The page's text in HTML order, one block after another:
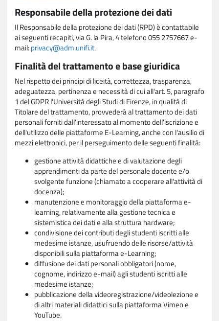
Responsabile della protezione dei dati
Il Responsabile della protezione dei dati (RPD) è contattabile
ai seguenti recapiti, via G. la Pira, 4 telefono 055 2757667 e-
mail:privacy@adm.unifi.it.
Finalità del trattamento e base giuridica
Nel rispetto dei principi di liceità, correttezza, trasparenza,
adeguatezza, pertinenza e necessità di cui all'art. 5, paragrafo
1 del GDPR l'Università degli Studi di Firenze, in qualità di
Titolare del trattamento, provvederà al trattamento dei dati
personali forniti dall'interessato al momento dell'iscrizione e
dell'utilizzo delle piattaforme E-Learning, anche con l'ausilio di
mezzi elettronici, per il perseguimento delle seguenti finalità:
gestione attività didattiche e di valutazione degli
apprendimenti da parte del personale docente e/o
svolgente funzione (chiamato a cooperare all'attività di
docenza);
manutenzione e monitoraggio della piattaforma e-
learning, relativamente alla gestione tecnica e
sistemistica dei dati e alla struttura hardware;
condivisione dei contributi degli studenti iscritti alle
medesime istanze, usufruendo delle risorse/attività
disponibili sulla piattaforma e-Learning;
diffusione dei dati personali obbligatori (nome,
cognome, indirizzo e-mail) agli studenti iscritti alle
medesime istanze;
pubblicazione della videoregistrazione/videolezione e
di altri materiali didattici sulla piattaforma Vimeo e
YouTube.